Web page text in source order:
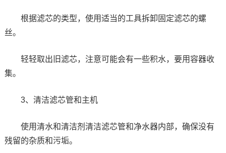
根据滤芯的类型，使用适当的工具拆卸固定滤芯的螺
丝。
轻轻取出旧滤芯，注意可能会有一些积水，要用容器收
集。
3、清洁滤芯管和主机
使用清水和清洁剂清洁滤芯管和净水器内部，确保没有
残留的杂质和污垢。